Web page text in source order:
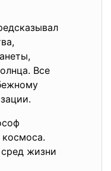
Все
жизни